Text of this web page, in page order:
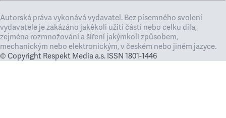
Autorská práva vykonává vydavatel. Bez písemného svolení
vydavatele je zakázáno jakékoli užití částí nebo celku díla,
zejména rozmnožování a šíření jakýmkoli způsobem,
mechanickým nebo elektronickým, v českém nebo jiném jazyce.
© Copyright Respekt Media a.s. ISSN 1801-1446